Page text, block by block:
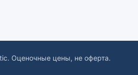
Оценочные цены, не оферта.